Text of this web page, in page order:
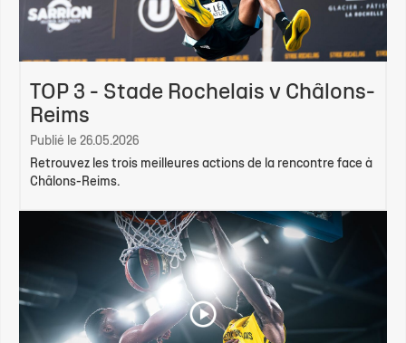
TOP 3 - Stade Rochelais v Châlons-
Reims
Publié le 26.05.2026
Retrouvez les trois meilleures actions de la rencontre face à
Châlons-Reims.